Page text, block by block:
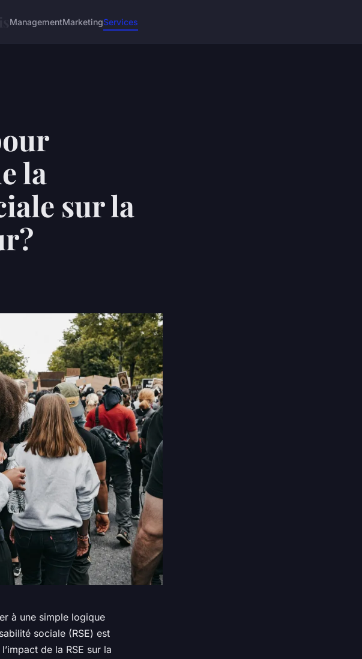
ManagementMarketingServices
la
sur la
à une simple logique
sociale (RSE) est
de la RSE sur la